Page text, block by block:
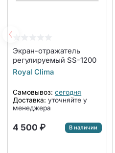
Экран-отражатель
регулируемый SS-1200
Royal Clima
Самовывоз: сегодня
Доставка: уточняйте у
менеджера
4 500 ₽ В наличии